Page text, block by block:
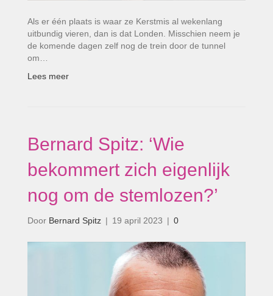
Als er één plaats is waar ze Kerstmis al wekenlang
uitbundig vieren, dan is dat Londen. Misschien neem je
de komende dagen zelf nog de trein door de tunnel
om…
Lees meer
Bernard Spitz: ‘Wie
bekommert zich eigenlijk
nog om de stemlozen?’
Door Bernard Spitz | 19 april 2023 | 0